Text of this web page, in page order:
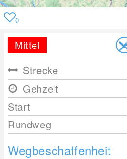
0
Mittel
Strecke
Gehzeit
Start
Rundweg
Wegbeschaffenheit